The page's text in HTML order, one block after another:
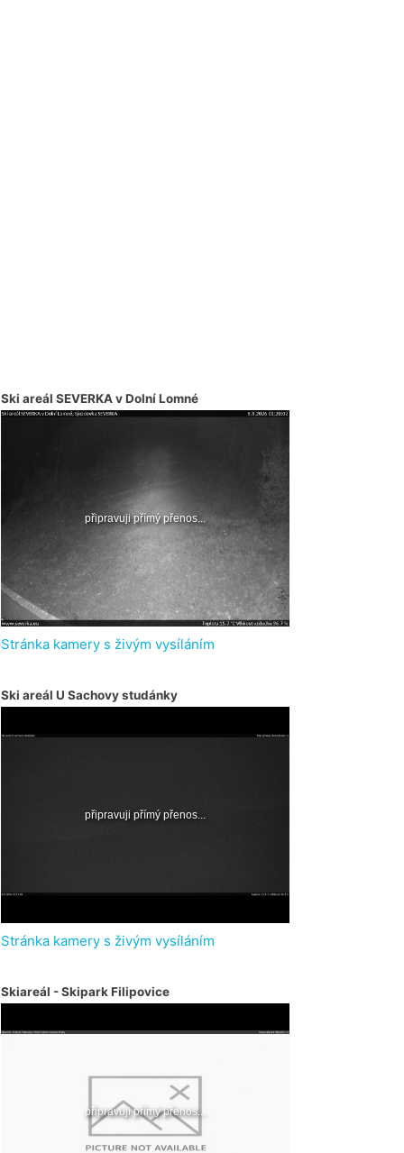
Ski areál SEVERKA v Dolní Lomné
Stránka kamery s živým vysíláním
Ski areál U Sachovy studánky
Stránka kamery s živým vysíláním
Skiareál - Skipark Filipovice